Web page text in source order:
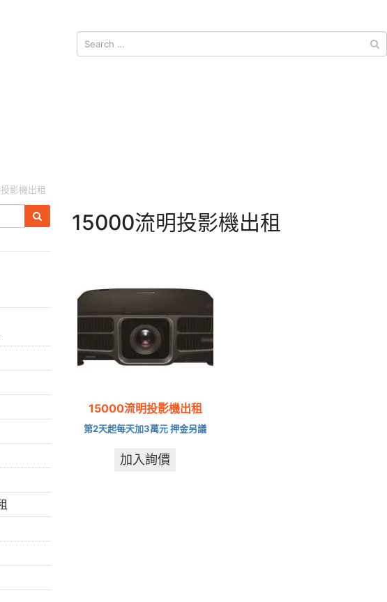
影機出租
15000流明投影機出租
15000流明投影機出租
第2天起每天加3萬元 押金另議
加入詢價